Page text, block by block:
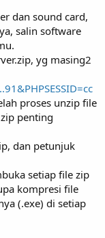
dan sound card,
salin software
yg masing2
proses unzip file
penting
dan petunjuk
setiap file zip
kompresi file
(.exe) di setiap